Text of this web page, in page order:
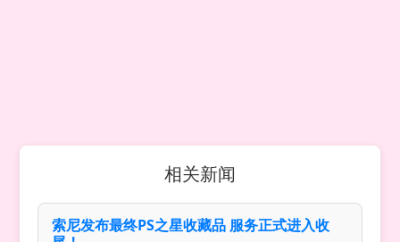
相关新闻
索尼发布最终PS之星收藏品 服务正式进入收